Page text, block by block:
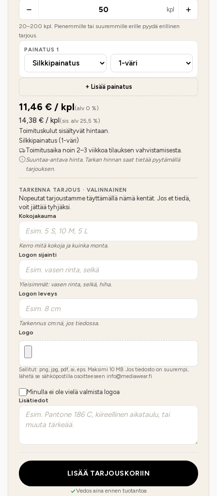
kpl
20–200 kpl. Pienemmille tai suuremmille erille pyydä erillinen
tarjous.
PAINATUS 1
+ Lisää painatus
11,46 € / kpl(alv 0 %)
14,38 € / kpl(sis. alv 25,5 %)
Toimituskulut sisältyvät hintaan.
Silkkipainatus (1-väri)
Toimitusaika noin 2–3 viikkoa tilauksen vahvistamisesta.
Suuntaa-antava hinta. Tarkan hinnan saat tietää pyytämällä
tarjouksen.
TARKENNA TARJOUS · VALINNAINEN
Nopeutat tarjoustamme täyttämällä nämä kentät. Jos et tiedä,
voit jättää tyhjäksi.
Kokojakauma
Kerro mitä kokoja ja kuinka monta.
Logon sijainti
Yleisimmät: vasen rinta, selkä, hiha.
Logon leveys
Tarkennus cm:nä, jos tiedossa.
Logo
Sallitut: png, jpg, pdf, ai, eps. Maksimi 10 MB. Jos tiedosto on suurempi,
lähetä se sähköpostilla osoitteeseen info@mediawear.fi
Minulla ei ole vielä valmista logoa
Lisätiedot
LISÄÄ TARJOUSKORIIN
Vedos aina ennen tuotantoa